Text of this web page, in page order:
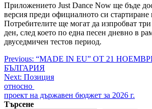
Приложението Just Dance Now ще бъде
версия преди официалното си стартиране
Потребителите ще могат да изпробват
ден, след което по една песен дневно в
двуседмичен тестов период.
Post
navigation
Previous: “MADE IN EU” ОТ 21
БЪЛГАРИЯ
Next: Позиция
относно
проект на държавен бюджет за 2026 г.
Търсене